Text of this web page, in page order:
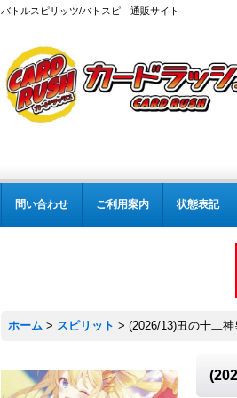
バトルスピリッツ/バトスピ 通販サイト
問い合わせ ご利用案内 状態表記
ホーム > スピリット > (2026/13)丑の十二